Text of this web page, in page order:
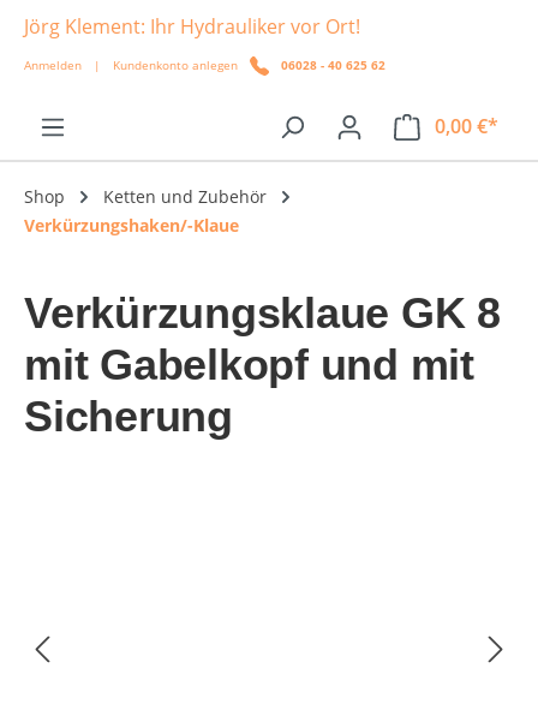
springen
Jörg Klement: Ihr Hydrauliker vor Ort!
Anmelden | Kundenkonto anlegen 06028 - 40 625 62
0,00 €*
Shop
Ketten und Zubehör
Verkürzungshaken/-Klaue
Verkürzungsklaue GK 8
mit Gabelkopf und mit
Sicherung